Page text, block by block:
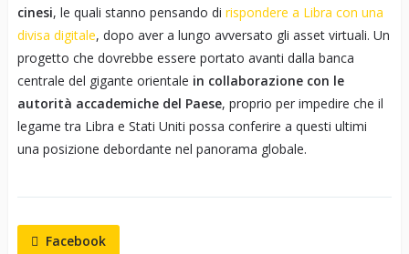
cinesi, le quali stanno pensando di rispondere a Libra con una
divisa digitale, dopo aver a lungo avversato gli asset virtuali. Un
progetto che dovrebbe essere portato avanti dalla banca
centrale del gigante orientale in collaborazione con le
autorità accademiche del Paese, proprio per impedire che il
legame tra Libra e Stati Uniti possa conferire a questi ultimi
una posizione debordante nel panorama globale.
Facebook